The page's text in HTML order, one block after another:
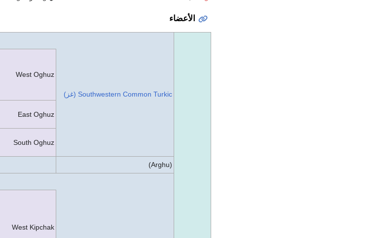
الأعضاء
Southwestern Common Turkic (غز)
West Oghuz
East Oghuz
South Oghuz
(Arghu)
West Kipchak